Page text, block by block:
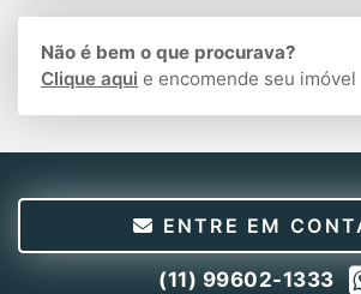
Não é bem o que procurava?
Clique aqui e encomende seu imóvel
ENTRE EM
(11) 99602-1333